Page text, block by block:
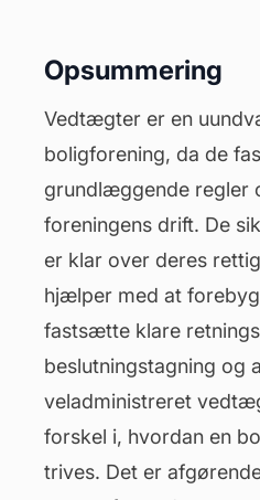
Opsummering
Vedtægter er en
boligforening, da de
grundlæggende regler
foreningens drift. De
er klar over deres
hjælper med at
fastsætte klare
beslutningstagning og
veladministreret
forskel i, hvordan en
trives. Det er